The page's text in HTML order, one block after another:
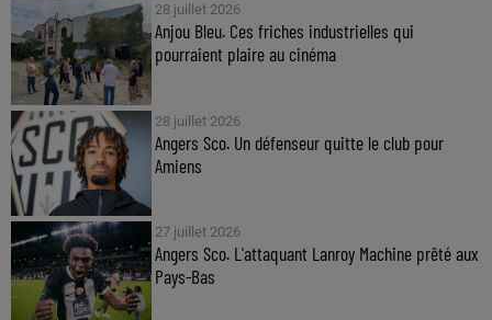
28 juillet 2026
Anjou Bleu. Ces friches industrielles qui
pourraient plaire au cinéma
28 juillet 2026
Angers Sco. Un défenseur quitte le club pour
Amiens
27 juillet 2026
Angers Sco. L'attaquant Lanroy Machine prêté aux
Pays-Bas